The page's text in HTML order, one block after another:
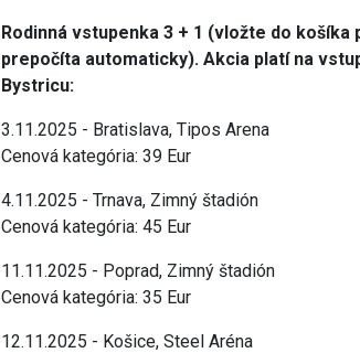
Rodinná vstupenka 3 + 1 (vložte do
prepočíta automaticky). Akcia platí na
Bystricu:
3.11.2025 - Bratislava, Tipos Arena
Cenová kategória: 39 Eur
4.11.2025 - Trnava, Zimný štadión
Cenová kategória: 45 Eur
11.11.2025 - Poprad, Zimný štadión
Cenová kategória: 35 Eur
12.11.2025 - Košice, Steel Aréna